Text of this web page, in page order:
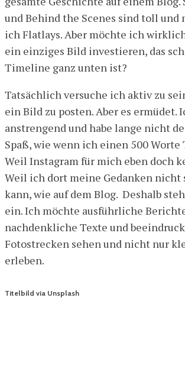
und Behind the Scenes sind toll
ich Flatlays. Aber möchte ich
ein einziges Bild investieren, das
Timeline ganz unten ist?
Tatsächlich versuche ich aktiv zu
ein Bild zu posten. Aber es ermüdet.
anstrengend und habe lange nicht
Spaß, wie wenn ich einen 500 Worte
Weil Instagram für mich eben doch
Weil ich dort meine Gedanken nicht
kann, wie auf dem Blog. Deshalb
ein. Ich möchte ausführliche
nachdenkliche Texte und
Fotostrecken sehen und nicht nur
erleben.
Titelbild via Unsplash